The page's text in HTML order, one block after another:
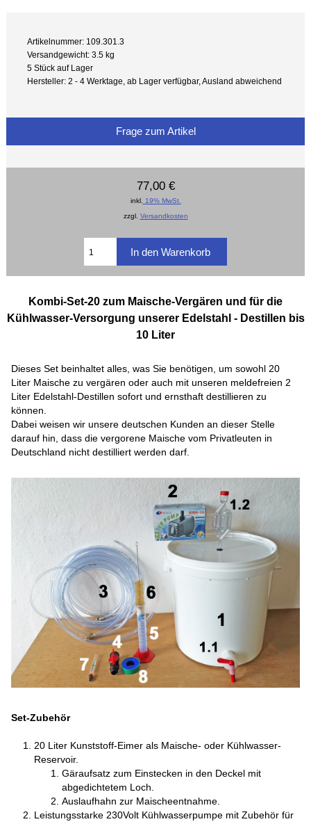
Artikelnummer: 109.301.3
Versandgewicht: 3.5 kg
5 Stück auf Lager
Hersteller: 2 - 4 Werktage, ab Lager verfügbar, Ausland abweichend
Frage zum Artikel
77,00 €
inkl. 19% MwSt.
zzgl. Versandkosten
Kombi-Set-20 zum Maische-Vergären und für die
Kühlwasser-Versorgung unserer Edelstahl - Destillen bis
10 Liter
Dieses Set beinhaltet alles, was Sie benötigen, um sowohl 20
Liter Maische zu vergären oder auch mit unseren meldefreien 2
Liter Edelstahl-Destillen sofort und ernsthaft destillieren zu
können.
Dabei weisen wir unsere deutschen Kunden an dieser Stelle
darauf hin, dass die vergorene Maische vom Privatleuten in
Deutschland nicht destilliert werden darf.
Set-Zubehör
20 Liter Kunststoff-Eimer als Maische- oder Kühlwasser-
Reservoir.
Gäraufsatz zum Einstecken in den ​Deckel mit
abgedichtetem Loch.
Auslaufhahn zur Maischeentnahme.
Leistungsstarke 230Volt Kühlwasserpumpe mit Zubehör für